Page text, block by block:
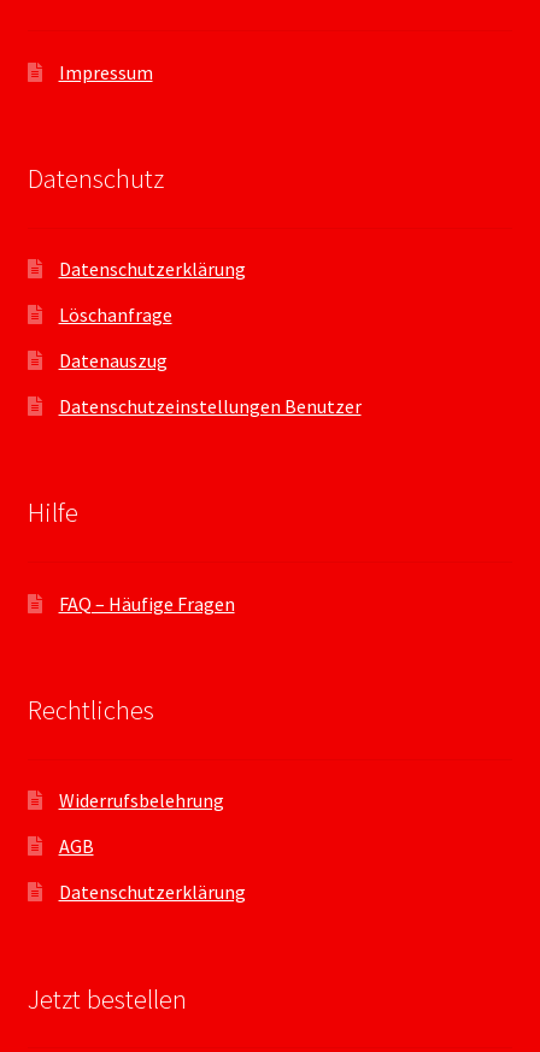
Impressum
Datenschutz
Datenschutzerklärung
Löschanfrage
Datenauszug
Datenschutzeinstellungen Benutzer
Hilfe
FAQ – Häufige Fragen
Rechtliches
Widerrufsbelehrung
AGB
Datenschutzerklärung
Jetzt bestellen